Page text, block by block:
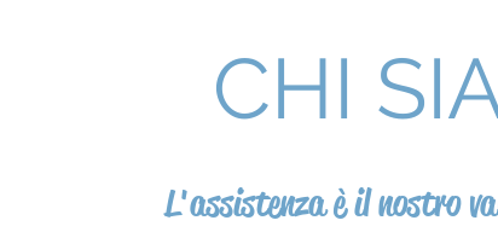
CHI
L'assistenza è il nostro